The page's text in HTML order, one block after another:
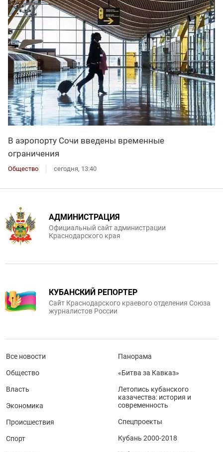
В аэропорту Сочи введены временные
ограничения
Общество сегодня, 13:40
АДМИНИСТРАЦИЯ
Официальный сайт администрации
Краснодарского края
КУБАНСКИЙ РЕПОРТЕР
Сайт Краснодарского краевого отделения Союза
журналистов России
Все новости
Общество
Власть
Экономика
Происшествия
Спорт
Панорама
«Битва за Кавказ»
Летопись кубанского
казачества: история и
современность
Спецпроекты
Кубань 2000-2018